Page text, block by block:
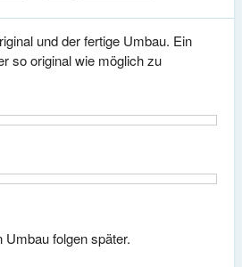
und der fertige Umbau. Ein
so original wie möglich zu
folgen später.